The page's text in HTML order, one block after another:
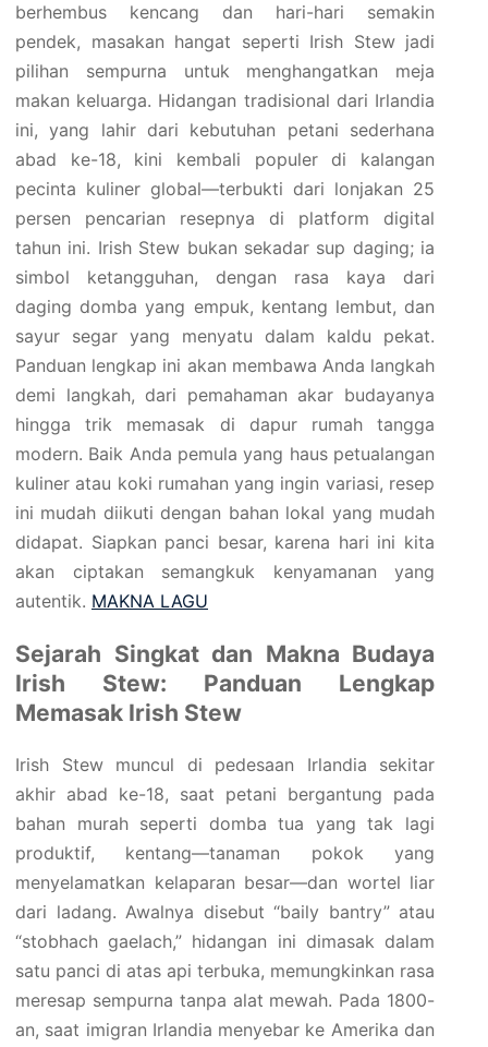
berhembus kencang dan hari-hari semakin
pendek, masakan hangat seperti Irish Stew jadi
pilihan sempurna untuk menghangatkan meja
makan keluarga. Hidangan tradisional dari Irlandia
ini, yang lahir dari kebutuhan petani sederhana
abad ke-18, kini kembali populer di kalangan
pecinta kuliner global—terbukti dari lonjakan 25
persen pencarian resepnya di platform digital
tahun ini. Irish Stew bukan sekadar sup daging; ia
simbol ketangguhan, dengan rasa kaya dari
daging domba yang empuk, kentang lembut, dan
sayur segar yang menyatu dalam kaldu pekat.
Panduan lengkap ini akan membawa Anda langkah
demi langkah, dari pemahaman akar budayanya
hingga trik memasak di dapur rumah tangga
modern. Baik Anda pemula yang haus petualangan
kuliner atau koki rumahan yang ingin variasi, resep
ini mudah diikuti dengan bahan lokal yang mudah
didapat. Siapkan panci besar, karena hari ini kita
akan ciptakan semangkuk kenyamanan yang
autentik. MAKNA LAGU
Sejarah Singkat dan Makna Budaya
Irish Stew: Panduan Lengkap
Memasak Irish Stew
Irish Stew muncul di pedesaan Irlandia sekitar
akhir abad ke-18, saat petani bergantung pada
bahan murah seperti domba tua yang tak lagi
produktif, kentang—tanaman pokok yang
menyelamatkan kelaparan besar—dan wortel liar
dari ladang. Awalnya disebut “baily bantry” atau
“stobhach gaelach,” hidangan ini dimasak dalam
satu panci di atas api terbuka, memungkinkan rasa
meresap sempurna tanpa alat mewah. Pada 1800-
an, saat imigran Irlandia menyebar ke Amerika dan